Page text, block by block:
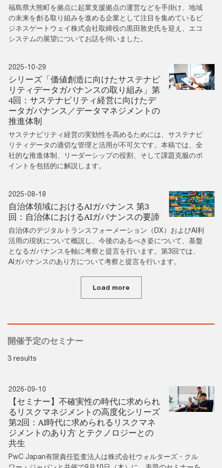
福島県大熊町を拠点に起業支援拠点の運営などを手掛け、地域
の未来を創る取り組みを進める企業として注目を集めているビ
ジネスゲートウェイ株式会社取締役の黒田敦史氏を迎え、エコ
システムの展望についてお話を伺いました。
2025-10-29
シリーズ「価値創造に向けたサステナビ
リティデータガバナンスの取り組み」第
4回：サステナビリティ経営に向けたデ
ータガバナンス／データマネジメントの
推進体制
サステナビリティ経営の実効性を高めるためには、サステナビ
リティデータの適切な管理と活用が不可欠です。本稿では、全
社的な推進体制、リーダーシップの役割、そして課題克服のポ
イントを包括的に解説します。
2025-08-18
自治体領域におけるAIガバナンス 第3
回：自治体におけるAIガバナンスの要諦
自治体のデジタルトランスフォーメーション（DX）およびAI利
活用の現状について概説し、今後のあるべき姿について、基盤
となるガバナンスを軸に考察と提言を行います。第3回では、
AIガバナンスのあり方について考察と提言を行います。
Load more
開催予定のセミナー
3 results
2026-09-10
【セミナー】不確実性の時代に求められ
るリスクマネジメントの高度化シリーズ
第2回：AI時代に求められるリスクマネ
ジメントのあり方 とテクノロジーとの
共生
PwC Japan有限責任監査法人は株式会社ウォルターズ・クル